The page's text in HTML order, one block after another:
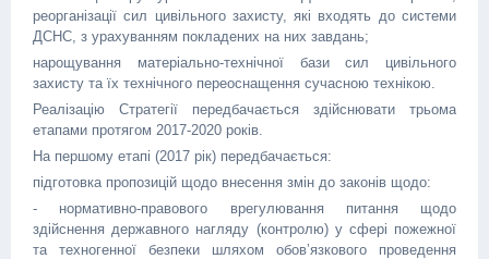
реорганізації сил цивільного захисту, які входять до системи
ДСНС, з урахуванням покладених на них завдань;
нарощування матеріально-технічної бази сил цивільного
захисту та їх технічного переоснащення сучасною технікою.
Реалізацію Стратегії передбачається здійснювати трьома
етапами протягом 2017-2020 років.
На першому етапі (2017 рік) передбачається:
підготовка пропозицій щодо внесення змін до законів щодо:
- нормативно-правового врегулювання питання щодо
здійснення державного нагляду (контролю) у сфері пожежної
та техногенної безпеки шляхом обов’язкового проведення